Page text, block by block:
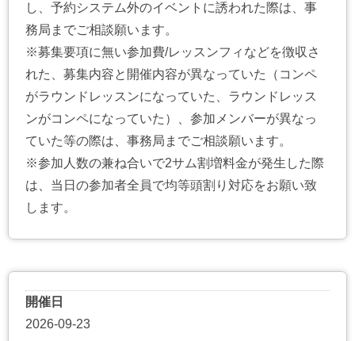
し、予約システム外のイベントに誘われた際は、事
務局までご相談願います。
※募集要項に無い参加費/レッスンフィなどを徴収さ
れた、募集内容と開催内容が異なっていた（コンペ
がラウンドレッスンになっていた、ラウンドレッス
ンがコンペになっていた）、参加メンバーが異なっ
ていた等の際は、事務局までご相談願います。
※参加人数の兼ね合いで2サム割増料金が発生した際
は、当日の参加者全員で均等頭割り対応をお願い致
します。
開催日
2026-09-23